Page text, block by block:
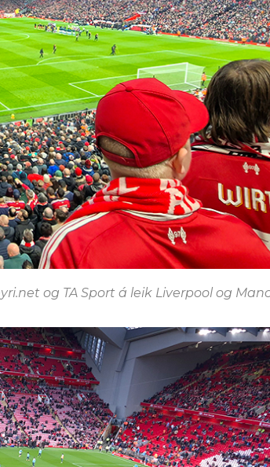
og TA Sport á leik Liverpool og